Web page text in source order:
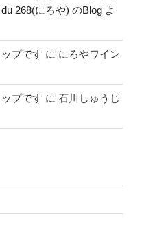
268(にろや) のBlog よ
プです に にろやワイン
プです に 石川しゅうじ